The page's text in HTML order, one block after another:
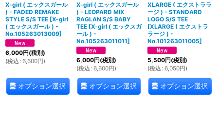
X-girl ( エックスガール
) - FADED REMAKE
STYLE S/S TEE [X-girl
( エックスガール ) -
No.105263013009]
6,000円(税別)
(税込 : 6,600円)
オプション選択
X-girl ( エックスガール
) - LEOPARD MIX
RAGLAN S/S BABY
TEE [X-girl ( エックスガ
ール ) -
No.105263011011]
6,000円(税別)
(税込 : 6,600円)
オプション選択
XLARGE ( エクストララ
ージ ) - STANDARD
LOGO S/S TEE
[XLARGE ( エクストラ
ラージ ) -
No.101263011005]
5,500円(税別)
(税込 : 6,050円)
オプション選択